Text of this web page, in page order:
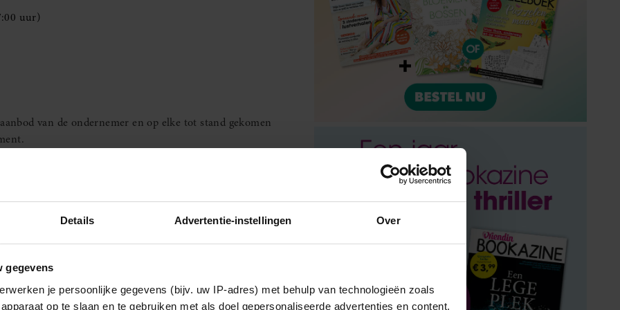
Details Advertentie-instellingen Over
gegevens
je persoonlijke gegevens (bijv. uw IP-adres) met behulp van technologieën zoals
op te slaan en te gebruiken met als doel gepersonaliseerde advertenties en content,
uur)
van de ondernemer en op elke tot stand gekomen
de tekst van deze algemene voorwaarden aan de
mogelijk is, zal voordat de overeenkomst op afstand
bij de ondernemer zijn in te zien en zij op verzoek
kan in afwijking van het vorige lid en voordat de
algemene voorwaarden langs elektronische weg aan de
dat deze door de consument op een eenvoudige manier
Indien dit redelijkerwijs niet mogelijk is, zal voordat de
waar van de algemene voorwaarden langs